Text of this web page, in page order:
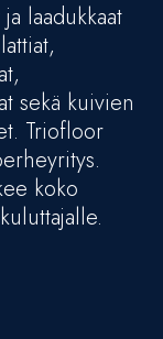
laadukkaat
sekä kuivien
Triofloor
koko